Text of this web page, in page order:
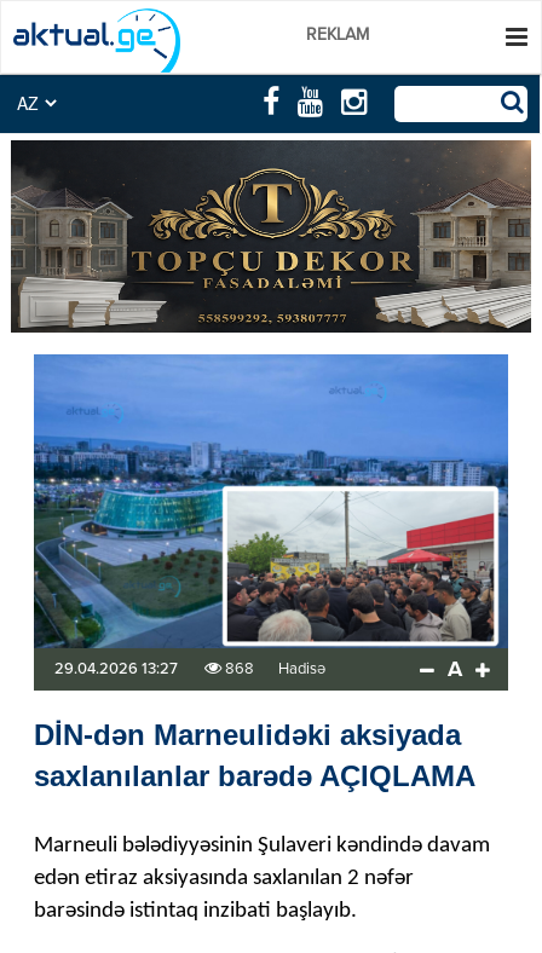
REKLAM
29.04.2026 13:27 868 Hadisə A
DİN-dən Marneulidəki aksiyada
saxlanılanlar barədə AÇIQLAMA
Marneuli bələdiyyəsinin Şulaveri kəndində davam
edən etiraz aksiyasında saxlanılan 2 nəfər
barəsində istintaq inzibati başlayıb.